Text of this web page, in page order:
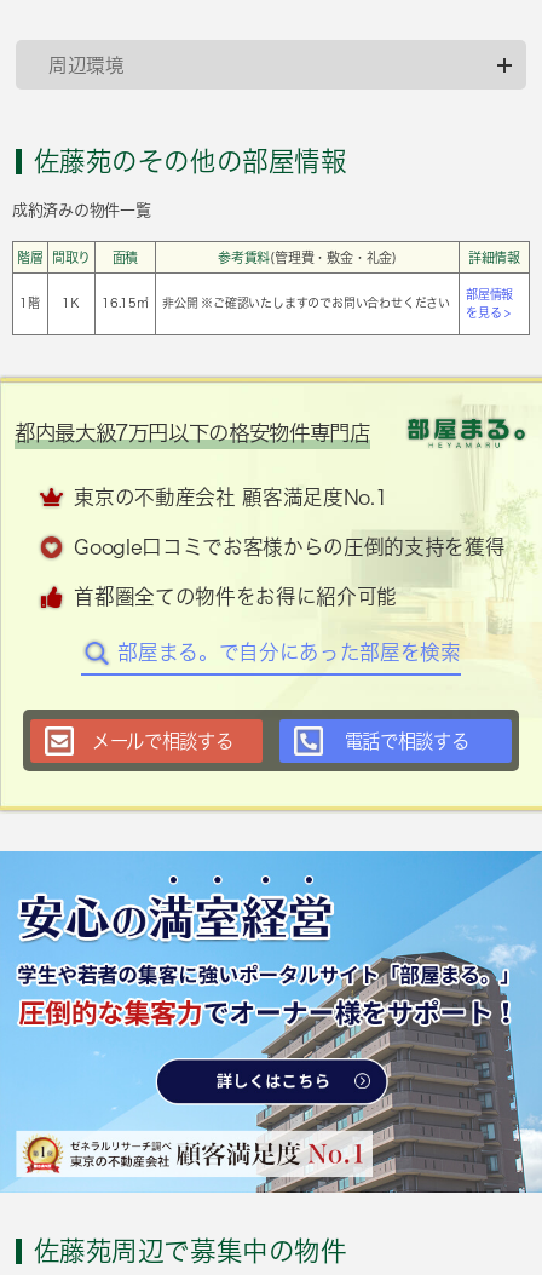
周辺環境
佐藤苑のその他の部屋情報
成約済みの物件一覧
階層 間取り 面積 参考賃料(管理費・敷金・礼金) 詳細情報
1階 1Ｋ 16.15㎡ 非公開 ※ご確認いたしますのでお問い合わせください
部屋情報
を見る >
都内最大級7万円以下の格安物件専門店
東京の不動産会社 顧客満足度No.1
Google口コミでお客様からの圧倒的支持を獲得
首都圏全ての物件をお得に紹介可能
部屋まる。で自分にあった部屋を検索
メールで相談する 電話で相談する
佐藤苑周辺で募集中の物件